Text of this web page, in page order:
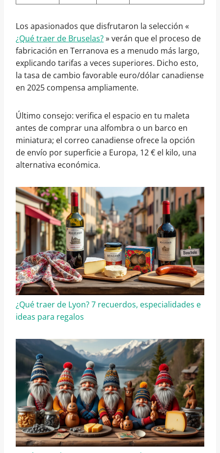
Los apasionados que disfrutaron la selección «
¿Qué traer de Bruselas?» verán que el proceso de
fabricación en Terranova es a menudo más largo,
explicando tarifas a veces superiores. Dicho esto,
la tasa de cambio favorable euro/dólar canadiense
en 2025 compensa ampliamente.
Último consejo: verifica el espacio en tu maleta
antes de comprar una alfombra o un barco en
miniatura; el correo canadiense ofrece la opción
de envío por superficie a Europa, 12 € el kilo, una
alternativa económica.
¿Qué traer de Lyon? 7 recuerdos, especialidades e
ideas para regalos